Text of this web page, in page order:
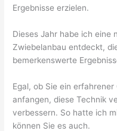
Ergebnisse erzielen.
Dieses Jahr habe ich eine
Zwiebelanbau entdeckt,
bemerkenswerte
Egal, ob Sie ein
anfangen, diese Technik
verbessern. So hatte ich
können Sie es auch.